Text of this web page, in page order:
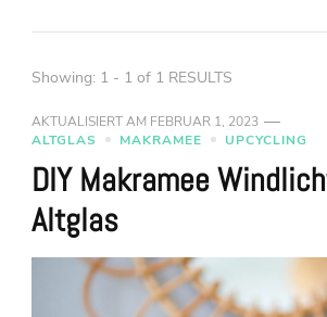
Showing: 1 - 1 of 1 RESULTS
AKTUALISIERT AM FEBRUAR 1, 2023
ALTGLAS
MAKRAMEE UPCYCLING
DIY Makramee
Altglas